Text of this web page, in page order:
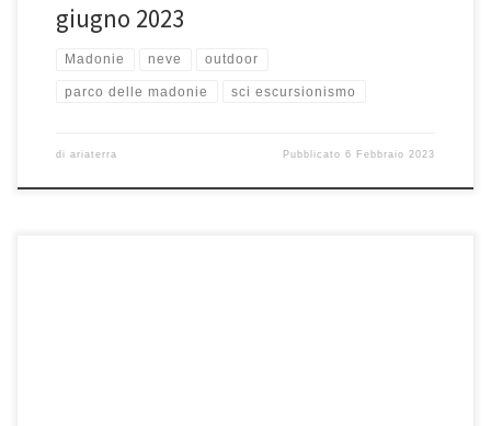
giugno 2023
Madonie neve outdoor
parco delle madonie sci escursionismo
di ariaterra Pubblicato6 Febbraio 2023